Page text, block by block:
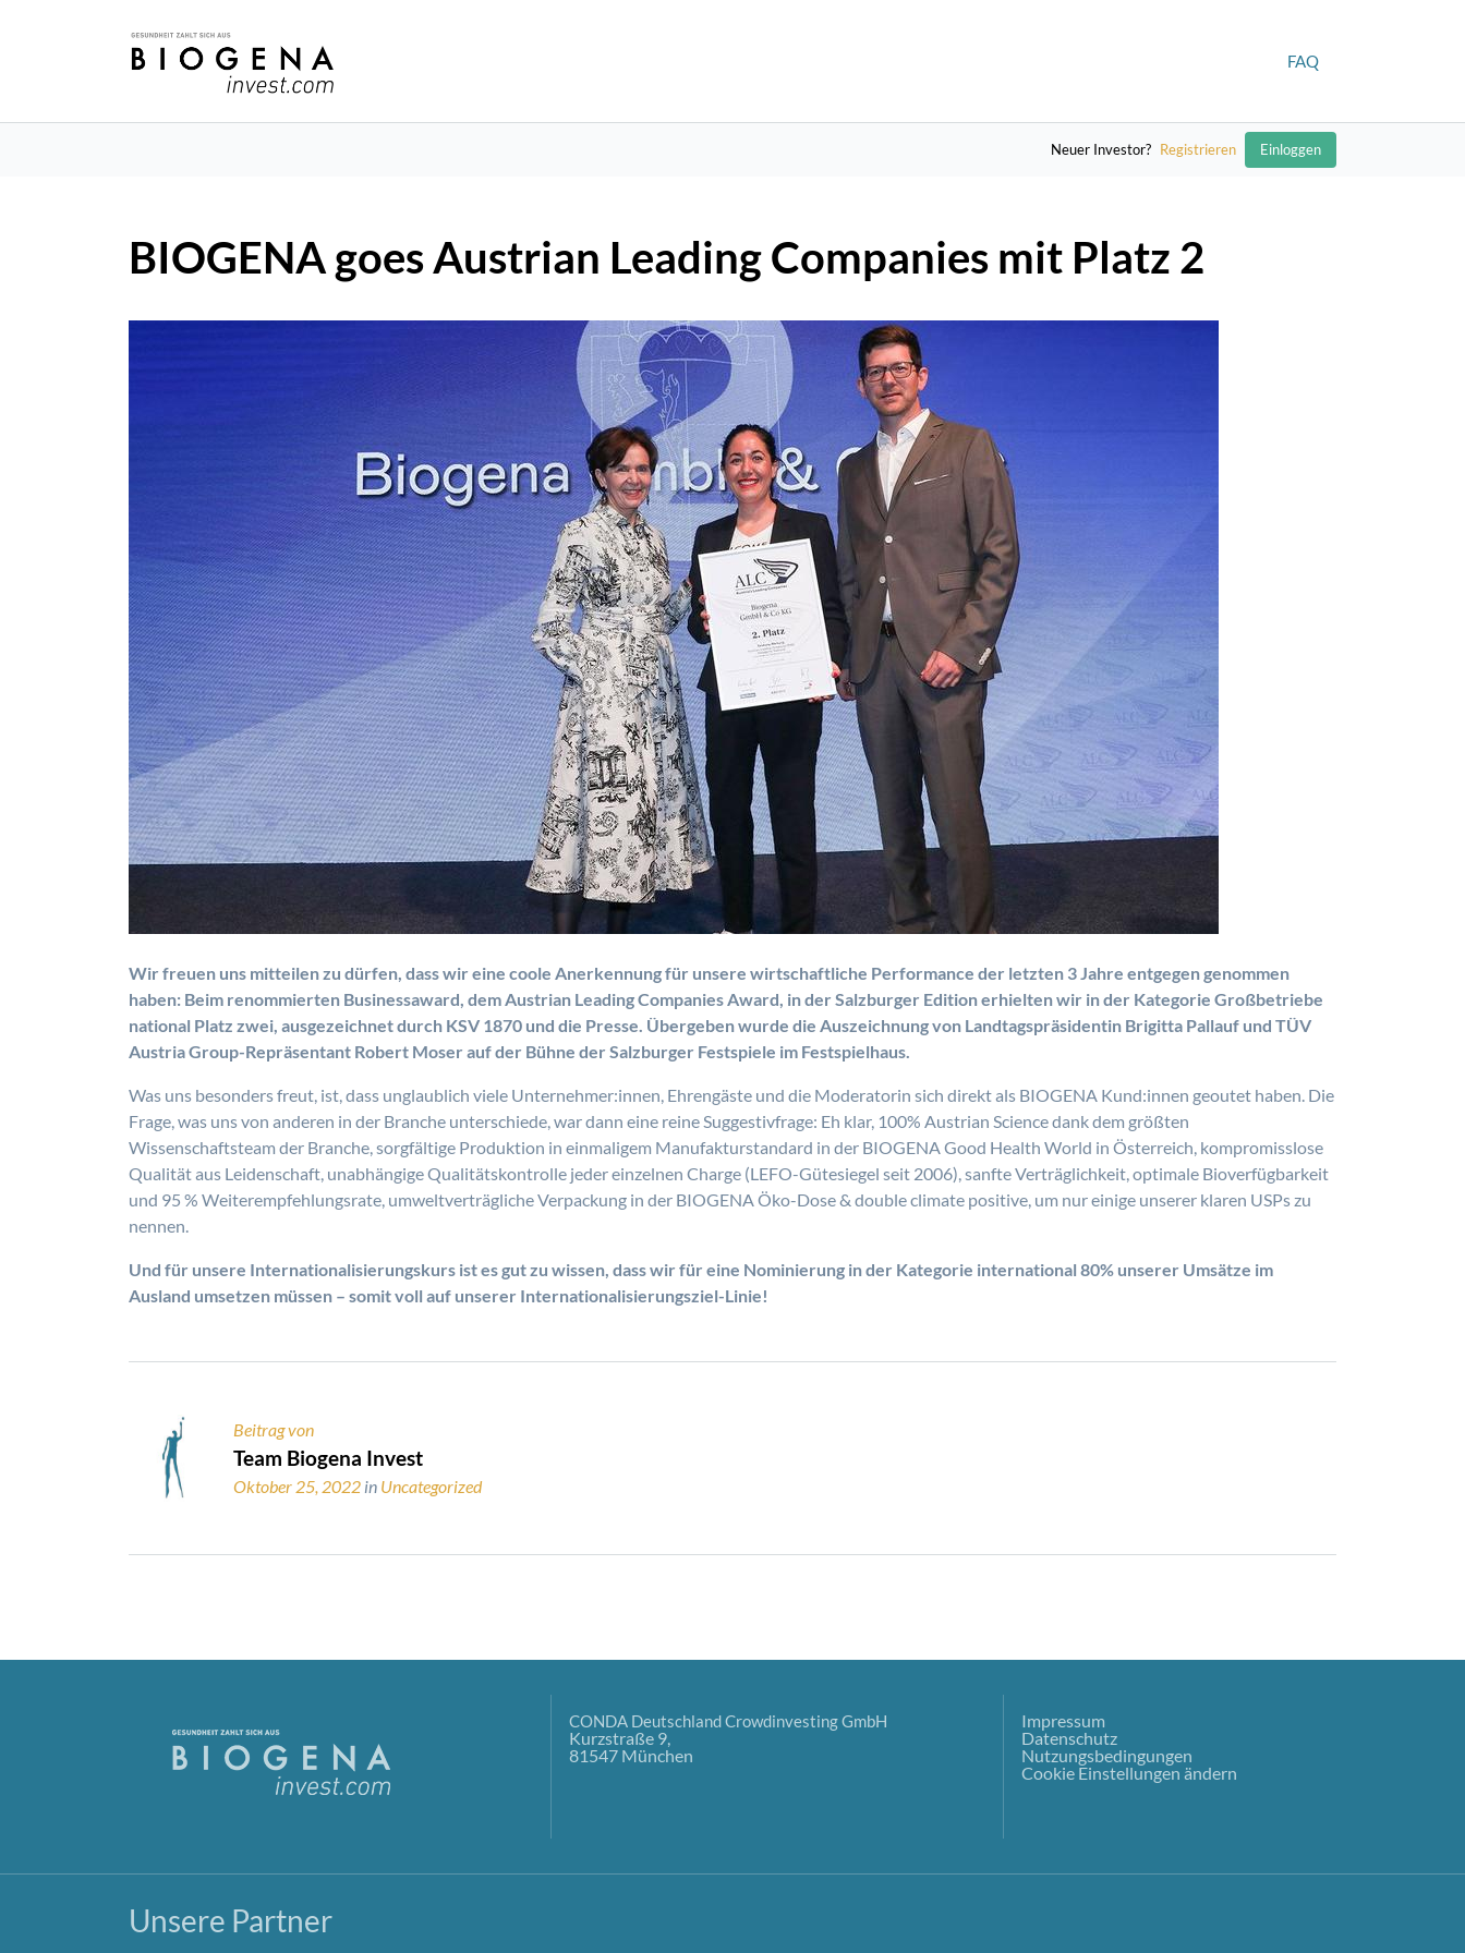
FAQ
Neuer Investor? Registrieren Einloggen
BIOGENA goes Austrian Leading Companies mit Platz 2
Wir freuen uns mitteilen zu dürfen, dass wir eine coole Anerkennung für unsere wirtschaftliche Performance der letzten 3 Jahre entgegen genommen
haben: Beim renommierten Businessaward, dem Austrian Leading Companies Award, in der Salzburger Edition erhielten wir in der Kategorie Großbetriebe
national Platz zwei, ausgezeichnet durch KSV 1870 und die Presse. Übergeben wurde die Auszeichnung von Landtagspräsidentin Brigitta Pallauf und TÜV
Austria Group-Repräsentant Robert Moser auf der Bühne der Salzburger Festspiele im Festspielhaus.
Was uns besonders freut, ist, dass unglaublich viele Unternehmer:innen, Ehrengäste und die Moderatorin sich direkt als BIOGENA Kund:innen geoutet haben. Die
Frage, was uns von anderen in der Branche unterschiede, war dann eine reine Suggestivfrage: Eh klar, 100% Austrian Science dank dem größten
Wissenschaftsteam der Branche, sorgfältige Produktion in einmaligem Manufakturstandard in der BIOGENA Good Health World in Österreich, kompromisslose
Qualität aus Leidenschaft, unabhängige Qualitätskontrolle jeder einzelnen Charge (LEFO-Gütesiegel seit 2006), sanfte Verträglichkeit, optimale Bioverfügbarkeit
und 95 % Weiterempfehlungsrate, umweltverträgliche Verpackung in der BIOGENA Öko-Dose & double climate positive, um nur einige unserer klaren USPs zu
nennen.
Und für unsere Internationalisierungskurs ist es gut zu wissen, dass wir für eine Nominierung in der Kategorie international 80% unserer Umsätze im
Ausland umsetzen müssen – somit voll auf unserer Internationalisierungsziel-Linie!
Beitrag von
Team Biogena Invest
Oktober 25, 2022 in Uncategorized
CONDA Deutschland Crowdinvesting GmbH
Kurzstraße 9,
81547 München
Impressum
Datenschutz
Nutzungsbedingungen
Cookie Einstellungen ändern
Unsere Partner